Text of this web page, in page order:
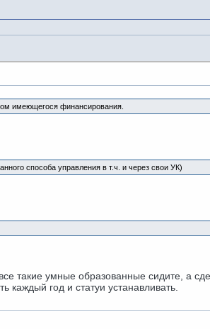
имеющегося финансирования.
способа управления в т.ч. и через свои УК)
такие умные образованные сидите, а
каждый год и статуи устанавливать.